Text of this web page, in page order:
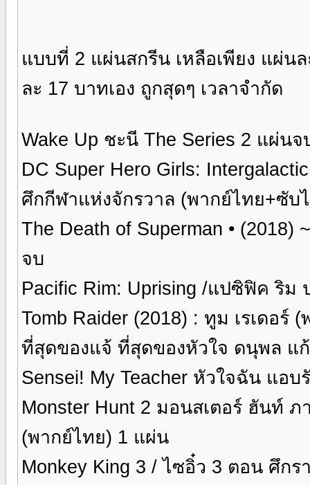
แบบที่ 2 แผ่นสกรีน เหลือเพียง แผ่น
ละ 17 บาทเอง ถูกสุดๆ เวลาจำกัด
Wake Up ชะนี The Series 2 แผ่น
DC Super Hero Girls:
ศึกกีฬาแห่งจักรวาล (พากย์ไทย+ซับ
The Death of Superman •
จบ
Pacific Rim: Uprising /แปซิฟิค ริ
Tomb Raider (2018) : ทูม เรเดอร์
ที่สุดของแจ้ ที่สุดของหัวใจ ดนุพล แ
Sensei! My Teacher หัวใจฉัน แอ
Monster Hunt 2 มอนสเตอร์ ฮันท์
(พากย์ไทย) 1 แผ่น
Monkey King 3 / ไซอิ๋ว 3 ตอน ศึกร